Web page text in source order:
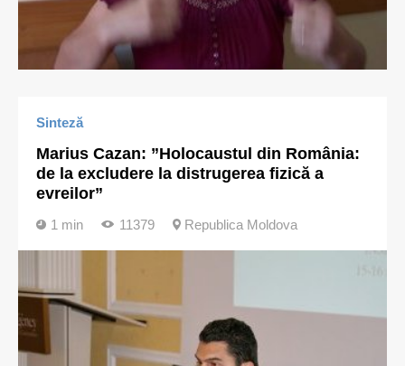
Sinteză
Marius Cazan: ”Holocaustul din România:
de la excludere la distrugerea fizică a
evreilor”
1 min 11379 Republica Moldova